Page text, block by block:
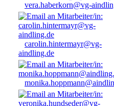
vera.haberkorn@vg-
carolin.hintermayr@vg-
aindling.de